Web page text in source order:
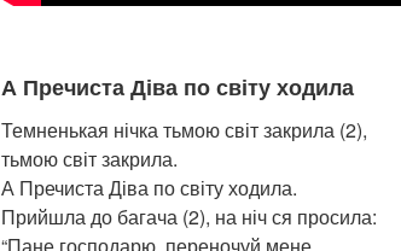
А Пречиста Діва по світу ходила
Темненькая нічка тьмою світ закрила (2),
тьмою світ закрила.
А Пречиста Діва по світу ходила.
Прийшла до багача (2), на ніч ся просила: